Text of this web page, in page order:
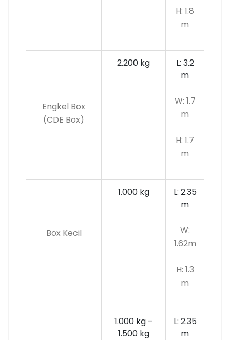
H: 1.8
m
Engkel Box
(CDE Box)
2.200 kg
L: 3.2
m
W: 1.7
m
H: 1.7
m
Box Kecil
1.000 kg
L: 2.35
m
W:
1.62m
H: 1.3
m
1.000 kg –
1.500 kg
L: 2.35
m